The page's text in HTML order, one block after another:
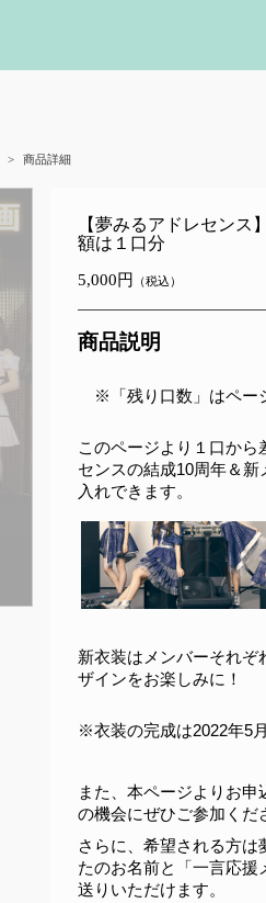
商品詳細
【夢みるアドレセン
額は１口分
5,000円 （税込）
商品説明
※「残り口数」はペー
このページより１口か
センスの結成10周年＆
入れできます。
新衣装はメンバーそれぞ
ザインをお楽しみに！
※衣装の完成は2022年5
また、本ページよりお申
の機会にぜひご参加くだ
さらに、希望される方
たのお名前と「一言応援
送りいただけます。